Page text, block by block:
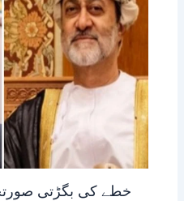
خطے کی بگڑتی